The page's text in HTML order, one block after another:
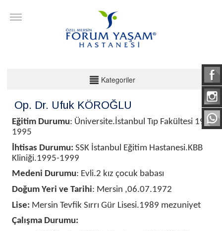
Anestezi Ve Reanimasyon
Beyin ve Sinir Cerrahisi
Biyokimya Uzmanı
Cildiye
Çocuk Cerrahi
Çocuk Sağlığı ve Hastalıkları
Diyet ve Sağlıklı Yaşam
Kategoriler
Op. Dr. Ufuk KÖROĞLU
Eğitim Durumu: Üniversite.İstanbul Tıp Fakültesi 1989-
1995
İhtisas Durumu: SSK İstanbul Eğitim Hastanesi.KBB
Kliniği.1995-1999
Medeni Durumu: Evli.2 kız çocuk babası
Doğum Yeri ve Tarihi: Mersin ,06.07.1972
Lise: Mersin Tevfik Sırrı Gür Lisesi.1989 mezuniyet
Çalışma Durumu: